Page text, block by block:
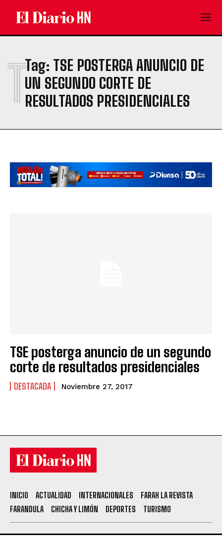
Tag: TSE POSTERGA ANUNCIO DE
UN SEGUNDO CORTE DE
RESULTADOS PRESIDENCIALES
T
TSE posterga anuncio de un segundo
corte de resultados presidenciales
DESTACADA Noviembre 27, 2017
INICIO ACTUALIDAD INTERNACIONALES
FARAH LA REVISTA
FARANDULA
CHICHA Y LIMÓN DEPORTES TURISMO